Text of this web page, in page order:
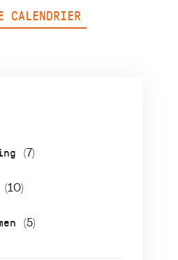
CALENDRIER
(7)
(10)
(5)